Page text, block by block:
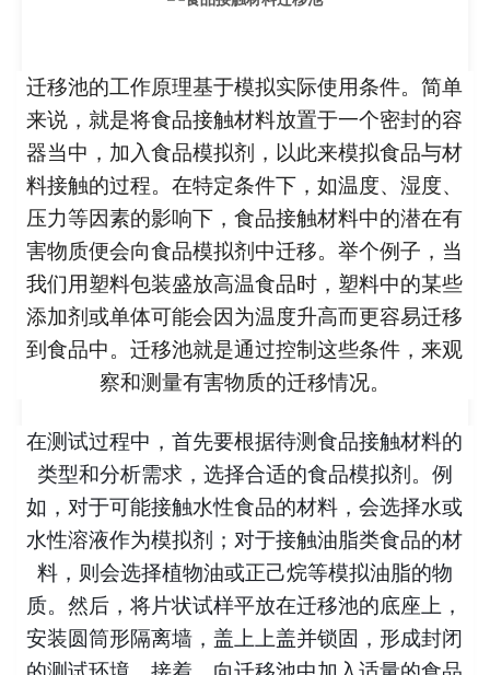
迁移池的工作原理基于模拟实际使用条件。简单
来说，就是将食品接触材料放置于一个密封的容
器当中，加入食品模拟剂，以此来模拟食品与材
料接触的过程。在特定条件下，如温度、湿度、
压力等因素的影响下，食品接触材料中的潜在有
害物质便会向食品模拟剂中迁移。举个例子，当
我们用塑料包装盛放高温食品时，塑料中的某些
添加剂或单体可能会因为温度升高而更容易迁移
到食品中。迁移池就是通过控制这些条件，来观
察和测量有害物质的迁移情况。
在测试过程中，首先要根据待测食品接触材料的
类型和分析需求，选择合适的食品模拟剂。例
如，对于可能接触水性食品的材料，会选择水或
水性溶液作为模拟剂；对于接触油脂类食品的材
料，则会选择植物油或正己烷等模拟油脂的物
质。然后，将片状试样平放在迁移池的底座上，
安装圆筒形隔离墙，盖上上盖并锁固，形成封闭